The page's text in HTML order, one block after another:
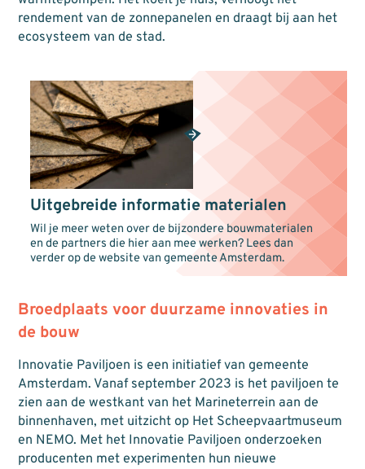
rendement van de zonnepanelen en draagt bij aan het
ecosysteem van de stad.
Uitgebreide informatie materialen
Wil je meer weten over de bijzondere bouwmaterialen
en de partners die hier aan mee werken? Lees dan
verder op de website van gemeente Amsterdam.
Broedplaats voor duurzame innovaties in
de bouw
Innovatie Paviljoen is een initiatief van gemeente
Amsterdam. Vanaf september 2023 is het paviljoen te
zien aan de westkant van het Marineterrein aan de
binnenhaven, met uitzicht op Het Scheepvaartmuseum
en NEMO. Met het Innovatie Paviljoen onderzoeken
producenten met experimenten hun nieuwe